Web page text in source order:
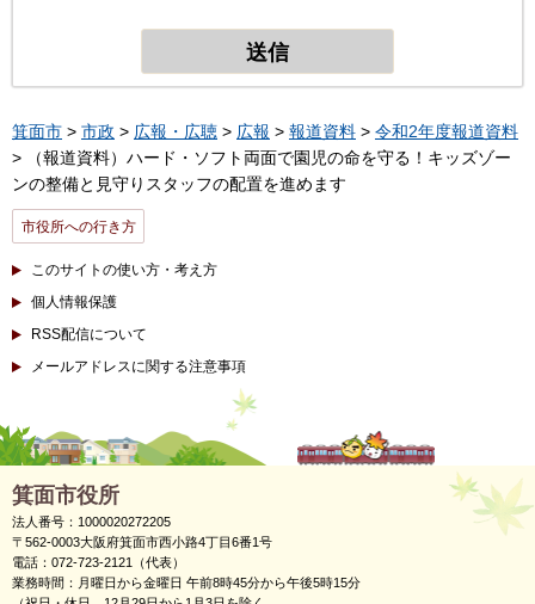
箕面市 > 市政 > 広報・広聴 > 広報 > 報道資料 > 令和2年度報道資料
> （報道資料）ハード・ソフト両面で園児の命を守る！キッズゾー
ンの整備と見守りスタッフの配置を進めます
市役所への行き方
このサイトの使い方・考え方
個人情報保護
RSS配信について
メールアドレスに関する注意事項
箕面市役所
法人番号：1000020272205
〒562-0003大阪府箕面市西小路4丁目6番1号
電話：072-723-2121（代表）
業務時間：月曜日から金曜日 午前8時45分から午後5時15分